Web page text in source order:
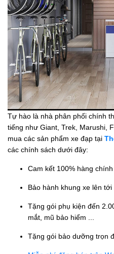
Tự hào là nhà phân phối chính
tiếng như Giant, Trek, Marushi,
mua các sản phẩm xe đạp tại
các chính sách dưới đây:
Cam kết 100% hàng chính
Bảo hành khung xe lên
Tặng gói phụ kiện đến
mắt, mũ bảo hiểm ...
Tặng gói bảo dưỡng trọn